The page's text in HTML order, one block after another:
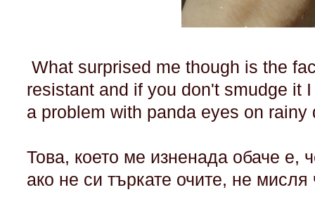
What surprised me though is the
resistant and if you don't smudge it
a problem with panda eyes on rainy
Това, което ме изненада обаче е,
ако не си търкате очите, не